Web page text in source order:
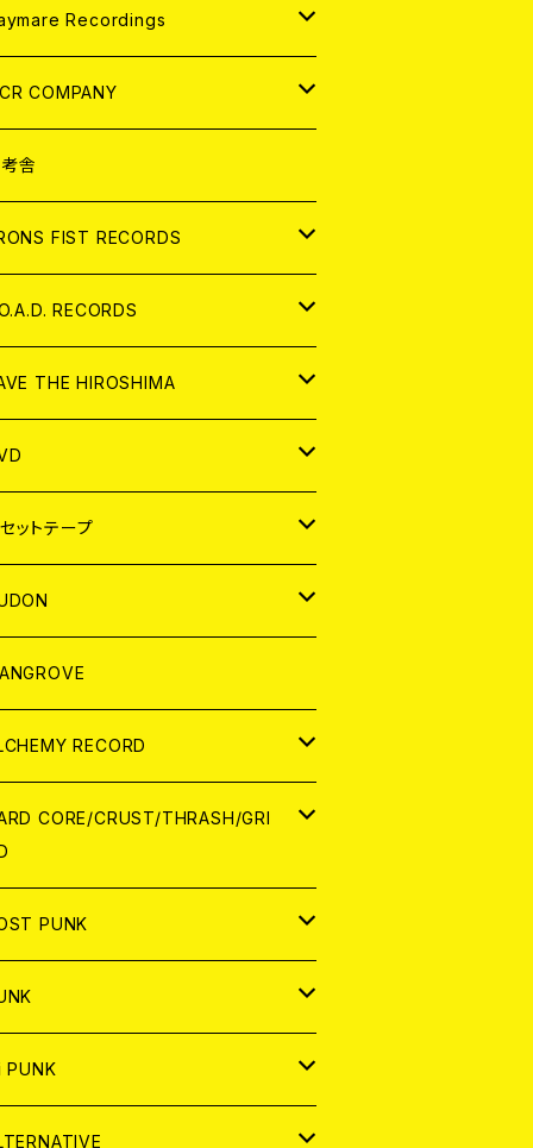
レル Recordings
COMPANY
レル
舎
FIST RECORDS
RECORDS
THE HIROSHIMA
レル
ットテープ
レル
ログ
CONTENTS
RECORD
CORE/CRUST/THRASH/GRI
PUNK
PUNK